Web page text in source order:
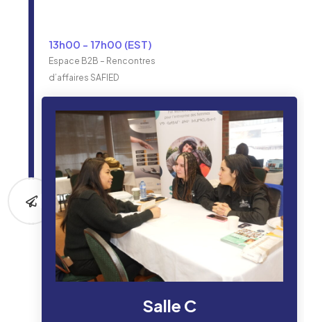
13h00 - 17h00 (EST)
Espace B2B – Rencontres
d’affaires SAFIED
Salle C